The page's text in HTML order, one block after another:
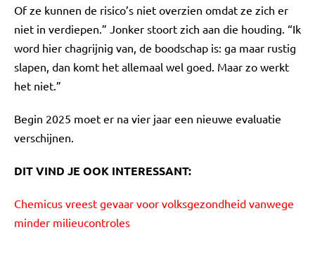
Of ze kunnen de risico’s niet overzien omdat ze zich er
niet in verdiepen.” Jonker stoort zich aan die houding. “Ik
word hier chagrijnig van, de boodschap is: ga maar rustig
slapen, dan komt het allemaal wel goed. Maar zo werkt
het niet.”
Begin 2025 moet er na vier jaar een nieuwe evaluatie
verschijnen.
DIT VIND JE OOK INTERESSANT:
Chemicus vreest gevaar voor volksgezondheid vanwege
minder milieucontroles